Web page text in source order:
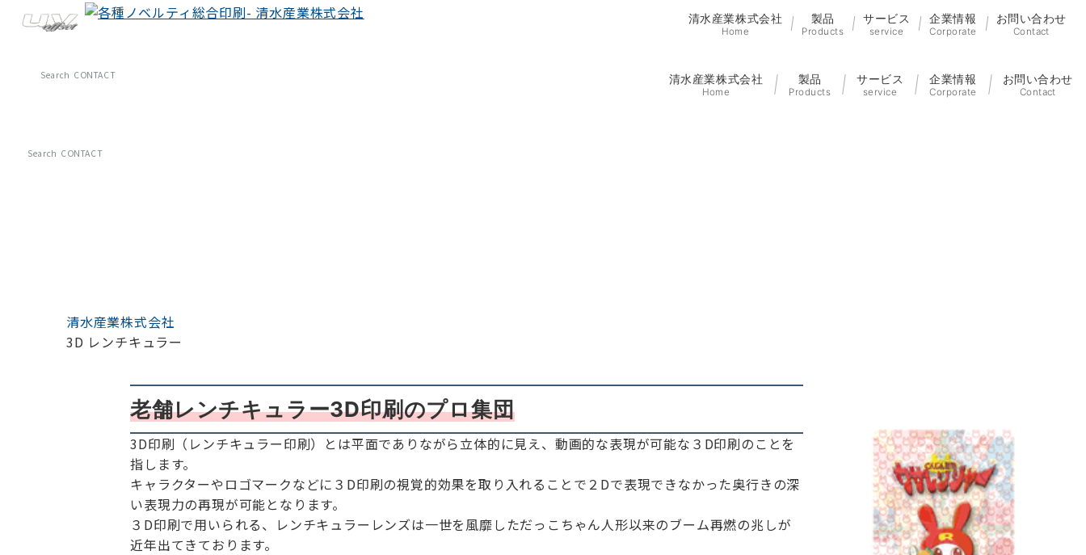
清水産業株式会社
Home
製品
Products
サービス
service
企業情報
Corporate
お問い合わせ
Contact
Search CONTACT
清水産業株式会社
Home
製品
Products
サービス
service
企業情報
Corporate
お問い合わせ
Contact
Search CONTACT
3D レンチキュラー
清水産業株式会社
3D レンチキュラー
老舗レンチキュラー3D印刷のプロ集団
3D印刷（レンチキュラー印刷）とは平面でありながら立体的に見え、動画的な表現が可能な３D印刷のことを
指します。
キャラクターやロゴマークなどに３D印刷の視覚的効果を取り入れることで２Dで表現できなかった奥行きの深
い表現力の再現が可能となります。
３D印刷で用いられる、レンチキュラーレンズは一世を風靡しただっこちゃん人形以来のブーム再燃の兆しが
近年出てきております。